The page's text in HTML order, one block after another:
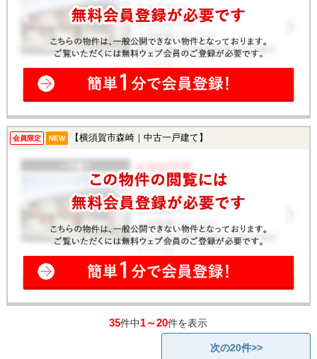
会員限定 NEW 【横須賀市森崎｜中古一戸建て】
35件中1～20件を表示
次の20件>>